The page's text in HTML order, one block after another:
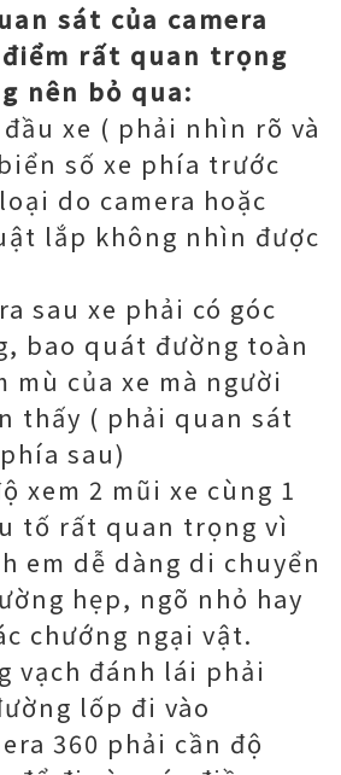
sát của camera
điểm rất quan trọng
nên bỏ qua:
xe ( phải nhìn rõ và
số xe phía trước
do camera hoặc
lắp không nhìn được
sau xe phải có góc
bao quát đường toàn
mù của xe mà người
thấy ( phải quan sát
sau)
xem 2 mũi xe cùng 1
tố rất quan trọng vì
em dễ dàng di chuyển
hẹp, ngõ nhỏ hay
chướng ngại vật.
vạch đánh lái phải
lốp đi vào
360 phải cần độ